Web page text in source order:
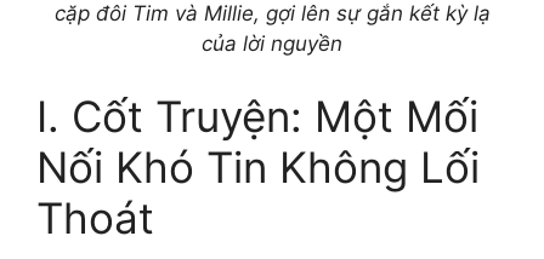
cặp đôi Tim và Millie, gợi lên sự gắn kết kỳ lạ
của lời nguyền
I. Cốt Truyện: Một Mối
Nối Khó Tin Không Lối
Thoát